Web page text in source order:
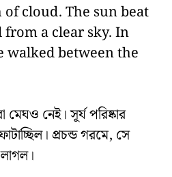
cloud. The sun beat
a clear sky. In
walked between the
নেই। সূর্য পরিষ্কার
প্রচন্ড গরমে, সে